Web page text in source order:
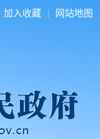
加入收藏 网站地图